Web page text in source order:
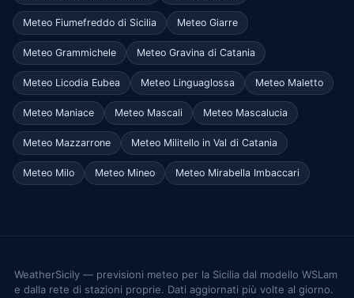
Meteo Fiumefreddo di Sicilia Meteo Giarre
Meteo Grammichele Meteo Gravina di Catania
Meteo Licodia Eubea Meteo Linguaglossa Meteo Maletto
Meteo Maniace Meteo Mascali Meteo Mascalucia
Meteo Mazzarrone Meteo Militello in Val di Catania
Meteo Milo Meteo Mineo Meteo Mirabella Imbaccari
WeatherSicily — previsioni meteo per la Sicilia dal modello WSLam
e dalla rete di stazioni proprie. Dati aggiornati più volte al giorno.